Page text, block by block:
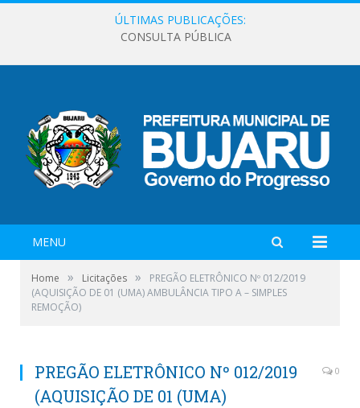
ÚLTIMAS PUBLICAÇÕES:
CONSULTA PÚBLICA
MENU
Home » Licitações »
PREGÃO ELETRÔNICO Nº 012/2019
(AQUISIÇÃO DE 01 (UMA) AMBULÂNCIA TIPO A – SIMPLES
REMOÇÃO)
PREGÃO ELETRÔNICO Nº 012/2019
(AQUISIÇÃO DE 01 (UMA)
0